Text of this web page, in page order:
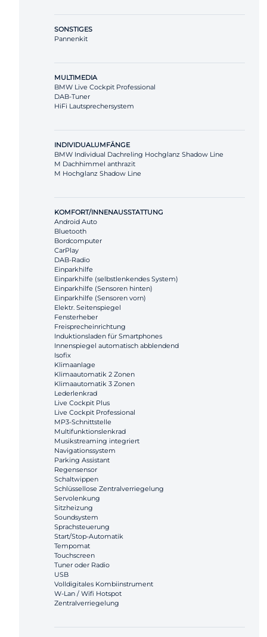
SONSTIGES
Pannenkit
MULTIMEDIA
BMW Live Cockpit Professional
DAB-Tuner
HiFi Lautsprechersystem
INDIVIDUALUMFÄNGE
BMW Individual Dachreling Hochglanz Shadow Line
M Dachhimmel anthrazit
M Hochglanz Shadow Line
KOMFORT/INNENAUSSTATTUNG
Android Auto
Bluetooth
Bordcomputer
CarPlay
DAB-Radio
Einparkhilfe
Einparkhilfe (selbstlenkendes System)
Einparkhilfe (Sensoren hinten)
Einparkhilfe (Sensoren vorn)
Elektr. Seitenspiegel
Fensterheber
Freisprecheinrichtung
Induktionsladen für Smartphones
Innenspiegel automatisch abblendend
Isofix
Klimaanlage
Klimaautomatik 2 Zonen
Klimaautomatik 3 Zonen
Lederlenkrad
Live Cockpit Plus
Live Cockpit Professional
MP3-Schnittstelle
Multifunktionslenkrad
Musikstreaming integriert
Navigationssystem
Parking Assistant
Regensensor
Schaltwippen
Schlüssellose Zentralverriegelung
Servolenkung
Sitzheizung
Soundsystem
Sprachsteuerung
Start/Stop-Automatik
Tempomat
Touchscreen
Tuner oder Radio
USB
Volldigitales Kombiinstrument
W-Lan / Wifi Hotspot
Zentralverriegelung